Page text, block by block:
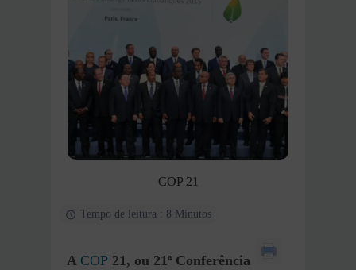
COP 21
Tempo de leitura : 8 Minutos
A COP 21, ou 21ª Conferência